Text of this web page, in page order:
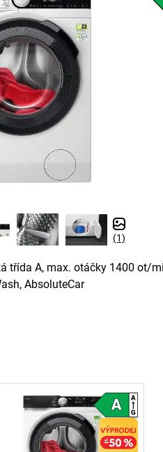
(1)
třída A, max. otáčky 1400 ot/
AbsoluteCar